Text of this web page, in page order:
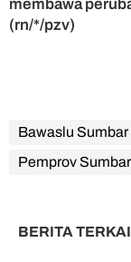
membawa
(rn/*/pzv)
Bawaslu Sumbar
Pemprov Sumbar
BERITA